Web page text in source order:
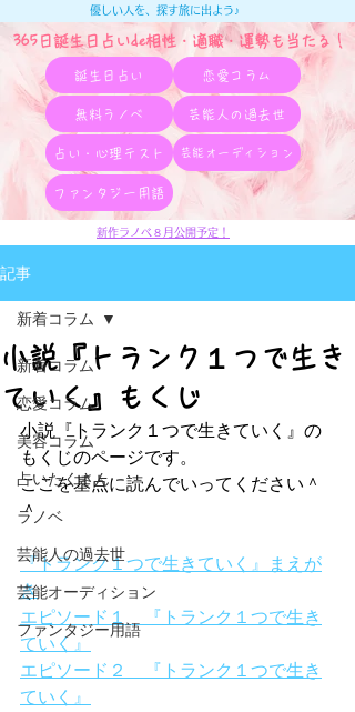
365日誕生日占いde相性・適職・​運勢も当たる！
優しい人を、探す旅に出よう♪
誕生日占い 恋愛コラム
無料ラノベ 芸能人の過去世
占い・心理テスト 芸能オーディション
ファンタジー用語
新作ラノベ８月公開予定！
記事
新着コラム
恋愛コラム
美容コラム
占いたくさん
ラノベ
芸能人の過去世
芸能オーディション
ファンタジー用語
新着コラム
小説『トランク１つで生き
ていく』もくじ
小説『トランク１つで生きていく』の
もくじのページです。
ここを基点に読んでいってください＾
＾
『トランク１つで生きていく』まえが
き
エピソード１　『トランク１つで生き
ていく』
エピソード２　『トランク１つで生き
ていく』